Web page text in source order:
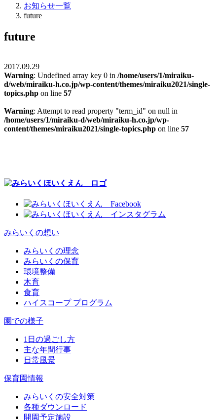
お知らせ一覧
future
future
2017.09.29
Warning: Undefined array key 0 in /home/users/1/miraiku-
d/web/miraiku-h.co.jp/wp-content/themes/miraiku2021/single-
topics.php on line 57
Warning: Attempt to read property "term_id" on null in
/home/users/1/miraiku-d/web/miraiku-h.co.jp/wp-
content/themes/miraiku2021/single-topics.php on line 57
みらいくの想い
みらいくの理念
みらいくの保育
環境整備
木育
食育
ハイスコープ プログラム
園での様子
1日の過ごし方
主な年間行事
日常風景
保育園情報
みらいくの安全対策
各種ダウンロード
開園予定施設